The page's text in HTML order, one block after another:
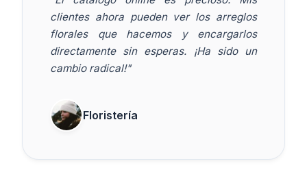
clientes ahora pueden ver los arreglos
florales que hacemos y encargarlos
directamente sin esperas. ¡Ha sido un
cambio radical!"
Floristería